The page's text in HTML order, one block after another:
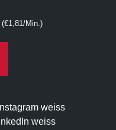
(€1,81/Min.)